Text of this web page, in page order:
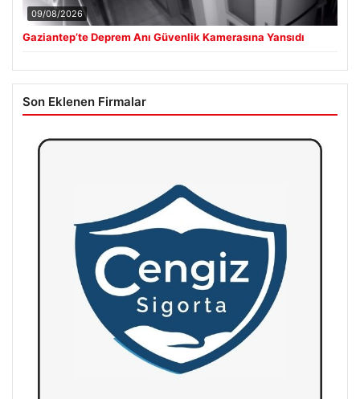
09/08/2026
Gaziantep’te Deprem Anı Güvenlik Kamerasına Yansıdı
Son Eklenen Firmalar